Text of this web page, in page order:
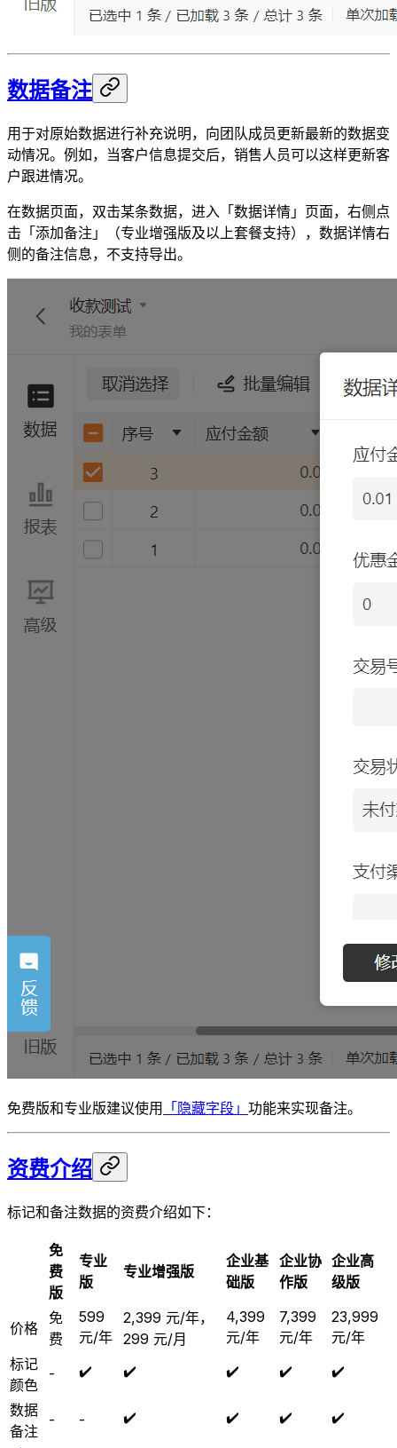
数据备注
用于对原始数据进行补充说明，向团队成员更新最新的数据变
动情况。例如，当客户信息提交后，销售人员可以这样更新客
户跟进情况。
在数据页面，双击某条数据，进入「数据详情」页面，右侧点
击「添加备注」（专业增强版及以上套餐支持），数据详情右
侧的备注信息，不支持导出。
免费版和专业版建议使用 「隐藏字段」 功能来实现备注。
资费介绍
标记和备注数据的资费介绍如下：
免
费
版
专业
版
专业增强版
企业基
础版
企业协
作版
企业高
级版
价格
免
费
599
元/年
2,399 元/年，
299 元/月
4,399
元/年
7,399
元/年
23,999
元/年
标记
颜色
- ✔️ ✔️ ✔️ ✔️ ✔️
数据
备注
- - ✔️ ✔️ ✔️ ✔️